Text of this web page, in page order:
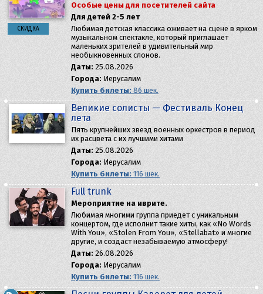
СКИДКА
Особые цены для посетителей сайта
Для детей 2-5 лет
Любимая детская классика оживает на сцене в ярком
музыкальном спектакле, который приглашает
маленьких зрителей в удивительный мир
необыкновенных слонов.
Даты: 25.08.2026
Города: Иерусалим
Купить билеты: 86 шек.
Великие солисты — Фестиваль Конец
лета
Пять крупнейших звезд военных оркестров в период
их расцвета с их лучшими хитами
Даты: 25.08.2026
Города: Иерусалим
Купить билеты: 116 шек.
Full trunk
Мероприятие на иврите.
Любимая многими группа приедет с уникальным
концертом, где исполнит такие хиты, как «No Words
With You», «Stolen From You», «Stellabat» и многие
другие, и создаст незабываемую атмосферу!
Даты: 26.08.2026
Города: Иерусалим
Купить билеты: 116 шек.